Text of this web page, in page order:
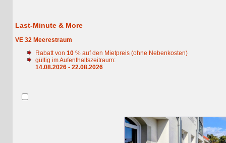
Last-Minute & More
VE 32 Meerestraum
Rabatt von10% auf den Mietpreis (ohne Nebenkosten)
gültig im Aufenthaltszeitraum:
14.08.2026 - 22.08.2026